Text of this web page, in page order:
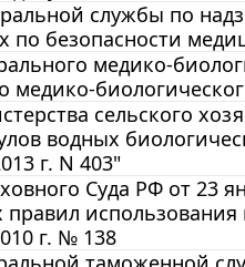
службы по
по безопасности
медико-
медико-
сельского
водных
г. N 403"
Суда РФ от 23
использования
г. № 138